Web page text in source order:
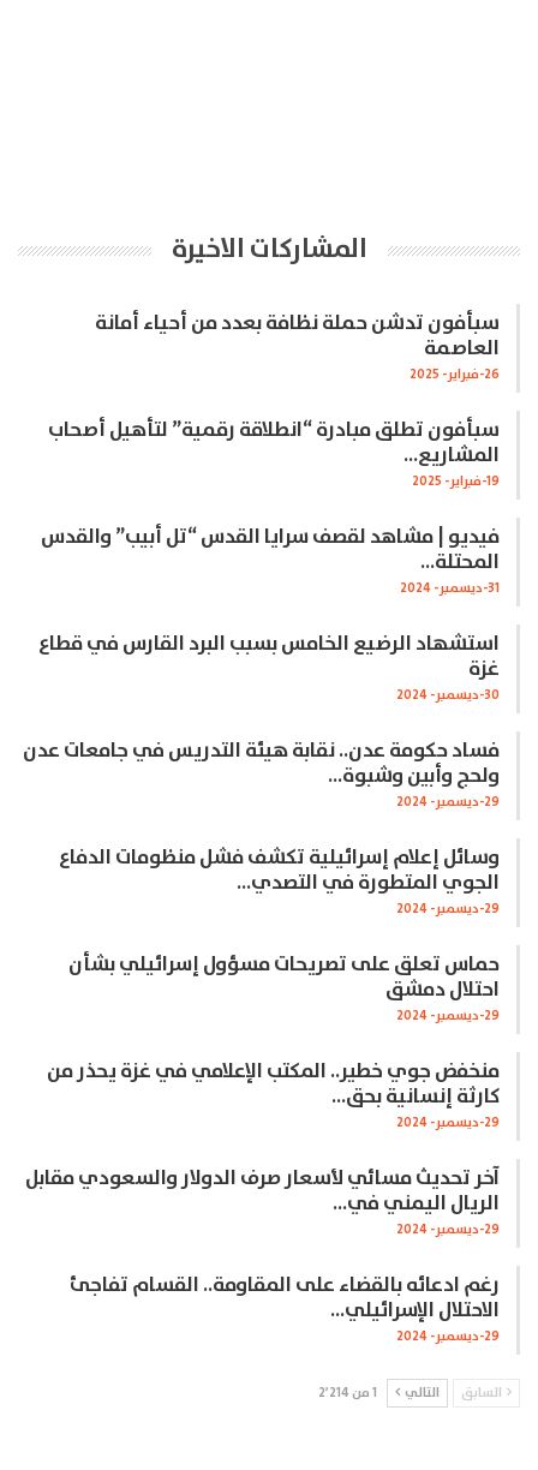
المشاركات الاخيرة
سبأفون تدشن حملة نظافة بعدد من أحياء أمانة
العاصمة
26-فبراير- 2025
سبأفون تطلق مبادرة “انطلاقة رقمية” لتأهيل أصحاب
المشاريع…
19-فبراير- 2025
فيديو | مشاهد لقصف سرايا القدس “تل أبيب” والقدس
المحتلة…
31-ديسمبر- 2024
استشهاد الرضيع الخامس بسبب البرد القارس في قطاع
غزة
30-ديسمبر- 2024
فساد حكومة عدن.. نقابة هيئة التدريس في جامعات عدن
ولحج وأبين وشبوة…
29-ديسمبر- 2024
وسائل إعلام إسرائيلية تكشف فشل منظومات الدفاع
الجوي المتطورة في التصدي…
29-ديسمبر- 2024
حماس تعلق على تصريحات مسؤول إسرائيلي بشأن
احتلال دمشق
29-ديسمبر- 2024
منخفض جوي خطير.. المكتب الإعلامي في غزة يحذر من
كارثة إنسانية بحق…
29-ديسمبر- 2024
آخر تحديث مسائي لأسعار صرف الدولار والسعودي مقابل
الريال اليمني في…
29-ديسمبر- 2024
رغم ادعائه بالقضاء على المقاومة.. القسام تفاجئ
الاحتلال الإسرائيلي…
29-ديسمبر- 2024
السابق التالي 1 من 2٬214